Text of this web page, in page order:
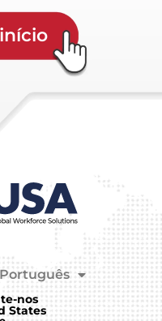
Português
nos
States